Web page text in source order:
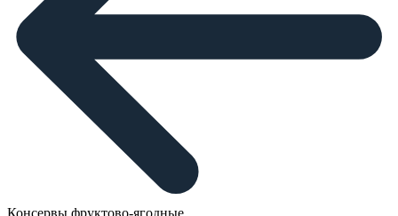
Консервы фруктово-ягодные